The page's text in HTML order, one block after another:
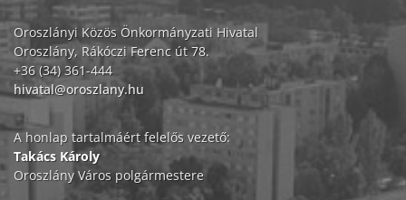
Oroszlányi Közös Önkormányzati Hivatal
Oroszlány, Rákóczi Ferenc út 78.
+36 (34) 361-444
hivatal@oroszlany.hu
A honlap tartalmáért felelős vezető:
Takács Károly
Oroszlány Város polgármestere